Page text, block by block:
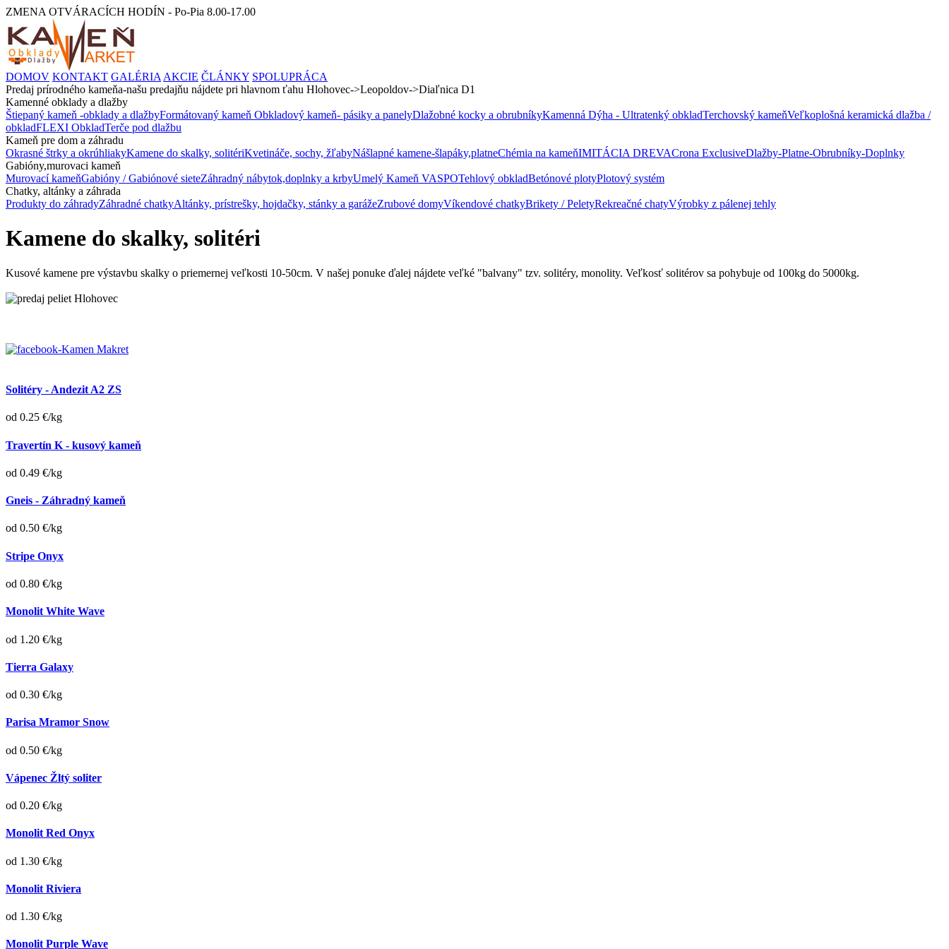
ZMENA OTVÁRACÍCH HODÍN - Po-Pia 8.00-17.00
DOMOV KONTAKT GALÉRIA AKCIE ČLÁNKY SPOLUPRÁCA
Predaj prírodného kameňa-našu predajňu nájdete pri hlavnom ťahu Hlohovec->Leopoldov->Diaľnica D1
Kamenné obklady a dlažby
Štiepaný kameň -obklady a dlažbyFormátovaný kameň Obkladový kameň- pásiky a panelyDlažobné kocky a obrubníkyKamenná Dýha - Ultratenký obkladTerchovský kameňVeľkoplošná keramická dlažba /
obkladFLEXI ObkladTerče pod dlažbu
Kameň pre dom a záhradu
Okrasné štrky a okrúhliakyKamene do skalky, solitériKvetináče, sochy, žľabyNášlapné kamene-šlapáky,platneChémia na kameňIMITÁCIA DREVACrona ExclusiveDlažby-Platne-Obrubníky-Doplnky
Gabióny,murovaci kameň
Murovací kameňGabióny / Gabiónové sieteZáhradný nábytok,doplnky a krbyUmelý Kameň VASPOTehlový obkladBetónové plotyPlotový systém
Chatky, altánky a záhrada
Produkty do záhradyZáhradné chatkyAltánky, prístrešky, hojdačky, stánky a garážeZrubové domyVíkendové chatkyBrikety / PeletyRekreačné chatyVýrobky z pálenej tehly
Kamene do skalky, solitéri
Kusové kamene pre výstavbu skalky o priemernej veľkosti 10-50cm. V našej ponuke ďalej nájdete veľké "balvany" tzv. solitéry, monolity. Veľkosť solitérov sa pohybuje od 100kg do 5000kg.
Solitéry - Andezit A2 ZS
od 0.25 €/kg
Travertín K - kusový kameň
od 0.49 €/kg
Gneis - Záhradný kameň
od 0.50 €/kg
Stripe Onyx
od 0.80 €/kg
Monolit White Wave
od 1.20 €/kg
Tierra Galaxy
od 0.30 €/kg
Parisa Mramor Snow
od 0.50 €/kg
Vápenec Žltý soliter
od 0.20 €/kg
Monolit Red Onyx
od 1.30 €/kg
Monolit Riviera
od 1.30 €/kg
Monolit Purple Wave